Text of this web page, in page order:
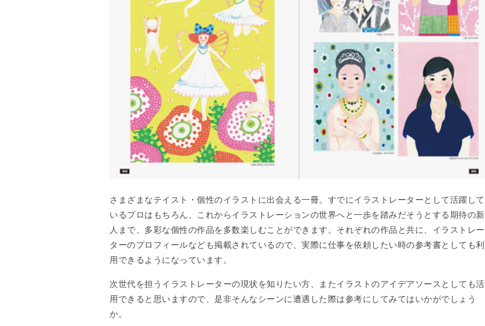
さまざまなテイスト・個性のイラストに出会える一冊。すでにイラストレーターとして活躍して
いるプロはもちろん、これからイラストレーションの世界へと一歩を踏みだそうとする期待の新
人まで、多彩な個性の作品を多数楽しむことができます。それぞれの作品と共に、イラストレー
ターのプロフィールなども掲載されているので、実際に仕事を依頼したい時の参考書としても利
用できるようになっています。
次世代を担うイラストレーターの現状を知りたい方、またイラストのアイデアソースとしても活
用できると思いますので、是非そんなシーンに遭遇した際は参考にしてみてはいかがでしょう
か。